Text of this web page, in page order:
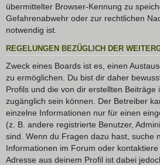
übermittelter Browser-Kennung zu
Gefahrenabwehr oder zur rechtlichen
notwendig ist.
REGELUNGEN BEZÜGLICH DER
Zweck eines Boards ist es, einen
zu ermöglichen. Du bist dir daher
Profils und die von dir erstellten Beiträge
zugänglich sein können. Der Betreiber
einzelne Informationen nur für einen
(z. B. andere registrierte Benutzer,
sind. Wenn du Fragen dazu hast, suche
Informationen im Forum oder
Adresse aus deinem Profil ist dabei